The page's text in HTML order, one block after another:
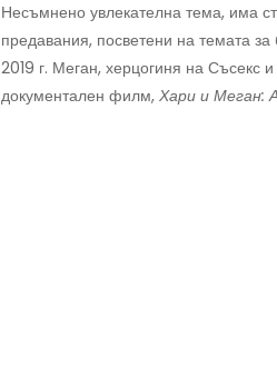
Несъмнено увлекателна тема, има
предавания, посветени на темата
2019 г. Меган, херцогиня на Съсекс
документален филм, Хари и Меган: